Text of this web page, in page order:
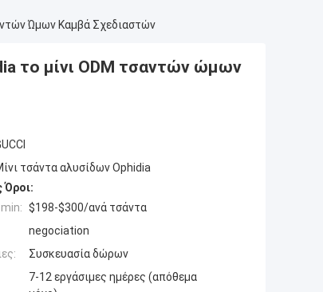
Ώμων Καμβά Σχεδιαστών
το μίνι ODM τσαντών ώμων
τσάντα αλυσίδων Ophidia
Όροι:
$198-$300/ανά τσάντα
negociation
Συσκευασία δώρων
7-12 εργάσιμες ημέρες (απόθεμα